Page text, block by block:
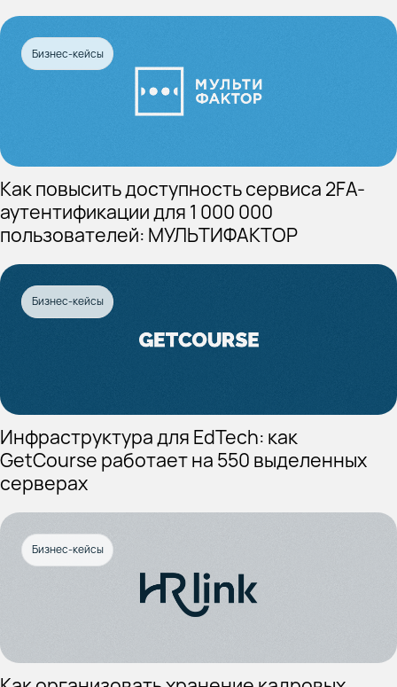
Бизнес-кейсы
Как повысить доступность сервиса 2FA-
аутентификации для 1 000 000
пользователей: МУЛЬТИФАКТОР
Бизнес-кейсы
Инфраструктура для EdTech: как
GetCourse работает на 550 выделенных
серверах
Бизнес-кейсы